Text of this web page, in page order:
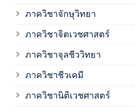
ภาควิชาจักษุวิทยา
ภาควิชาจิตเวชศาสตร์
ภาควิชาจุลชีววิทยา
ภาควิชาชีวเคมี
ภาควิชานิติเวชศาสตร์